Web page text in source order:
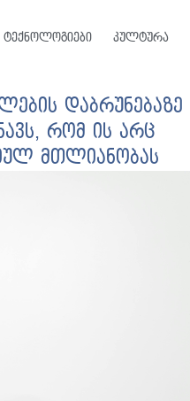
ტექნოლოგიები კულტურა
დაბრუნებაზე
რომ ის არც
მთლიანობას